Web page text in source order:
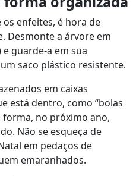
enfeites, é hora de
Desmonte a árvore em
guarde-a em sua
saco plástico resistente.
em caixas
está dentro, como “bolas
forma, no próximo ano,
Não se esqueça de
em pedaços de
emaranhados.